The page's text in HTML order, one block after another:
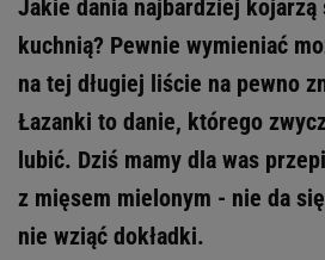
Jakie dania najbardziej kojarzą
kuchnią? Pewnie wymieniać
na tej długiej liście na pewno
Łazanki to danie, którego
lubić. Dziś mamy dla was
z mięsem mielonym - nie da
nie wziąć dokładki.